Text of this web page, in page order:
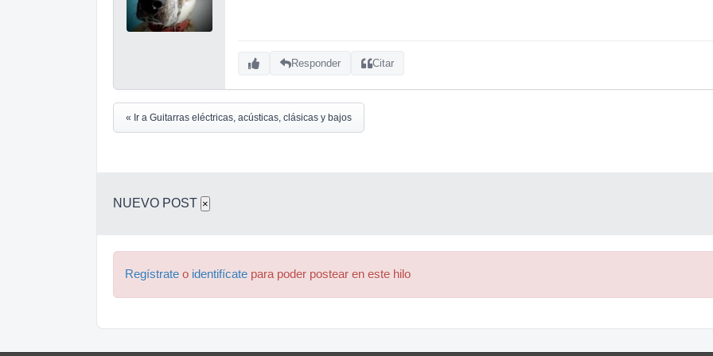
Responder Citar
« Ir a Guitarras eléctricas, acústicas, clásicas y bajos
NUEVO POST ×
Regístrate o identifícate para poder postear en este hilo